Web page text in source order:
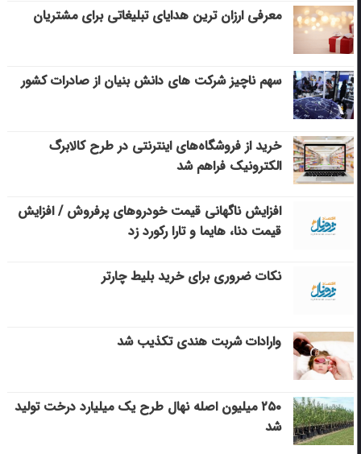
معرفی ارزان ترین هدایای تبلیغاتی برای مشتریان
سهم ناچیز شرکت های دانش بنیان از صادرات کشور
خرید از فروشگاه‌های اینترنتی در طرح کالابرگ
الکترونیک فراهم شد
افزایش ناگهانی قیمت خودروهای پرفروش / افزایش
قیمت دنا، هایما و تارا رکورد زد
نکات ضروری برای خرید بلیط چارتر
وارادات شربت هندی تکذیب شد
۲۵۰ میلیون اصله نهال طرح یک میلیارد درخت تولید
شد